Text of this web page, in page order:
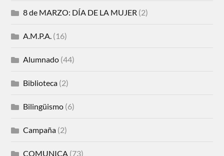
8 de MARZO: DÍA DE LA MUJER (2)
A.M.P.A. (16)
Alumnado (44)
Biblioteca (2)
Bilingüismo (6)
Campaña (2)
COMUNICA (73)